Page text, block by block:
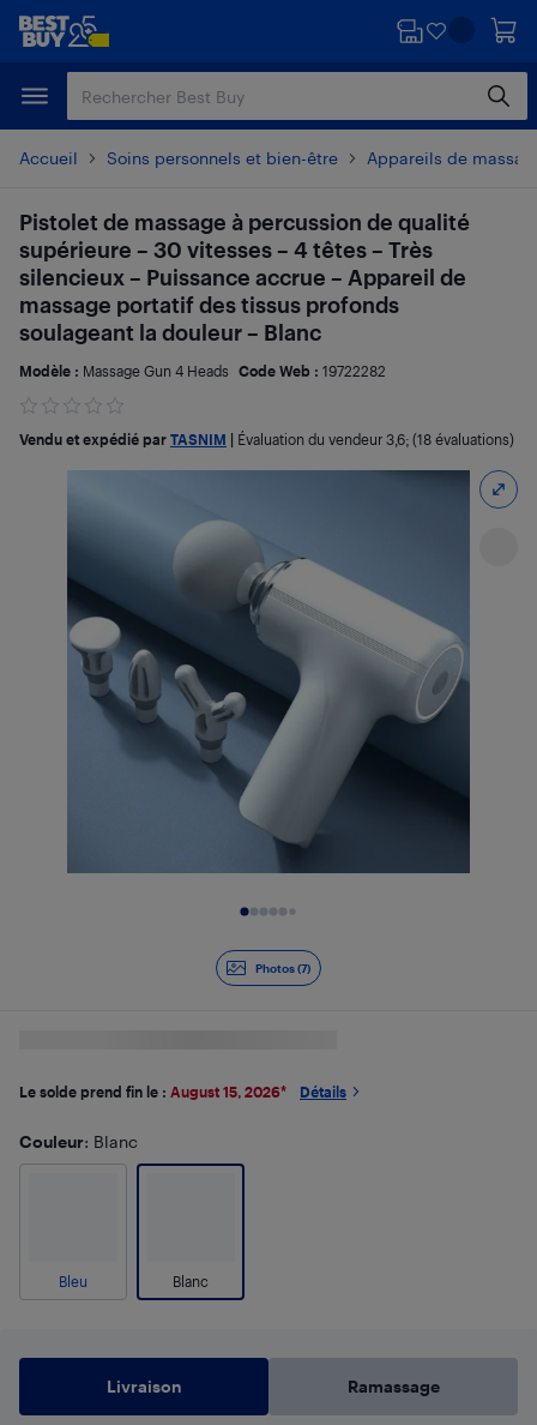
Passer
principal
Passer
Accueil Soins personnels et bien-être Appareils de
Photos (7)
Pistolet de massage à percussion de qualité
supérieure – 30 vitesses – 4 têtes – Très
silencieux – Puissance accrue – Appareil de
massage portatif des tissus profonds
soulageant la douleur – Blanc
Modèle : Massage Gun 4 Heads Code Web : 19722282
Vendu et expédié par TASNIM Évaluation du vendeur 3,6; (18 évaluations)
Le solde prend fin le : August 15, 2026* Détails
Couleur: Blanc
Bleu Blanc
Livraison Ramassage